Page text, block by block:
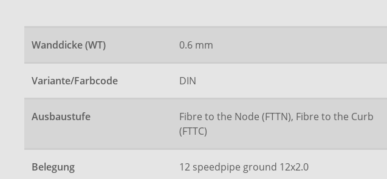
Wanddicke (WT) 0.6 mm
Variante/Farbcode DIN
Ausbaustufe
Fibre to the Node (FTTN), Fibre to the Curb
(FTTC)
Belegung 12 speedpipe ground 12x2.0